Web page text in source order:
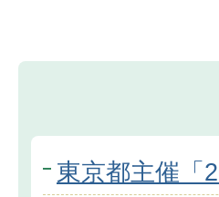
東京都主催「